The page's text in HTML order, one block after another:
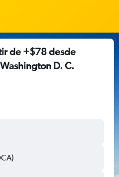
de +$78 desde
D. C.